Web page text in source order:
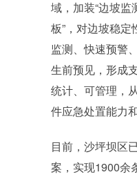
域，加装“边坡监
板”，对边坡稳
监测、快速预警
生前预见，形成
统计、可管理，
件应急处置能力
目前，沙坪坝区
案，实现1900余